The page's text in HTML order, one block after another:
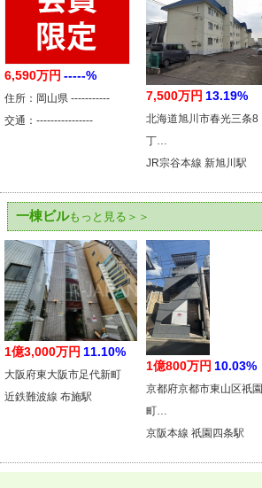
6,590万円 -----%
住所：岡山県 -----------
交通：----------------
7,500万円 13.19%
北海道旭川市春光三条8
丁…
JR宗谷本線 新旭川駅
一棟ビルもっと見る＞＞
1億3,000万円 11.10%
大阪府東大阪市足代新町
近鉄難波線 布施駅
1億800万円 10.03%
京都府京都市東山区祇園
町…
京阪本線 祇園四条駅